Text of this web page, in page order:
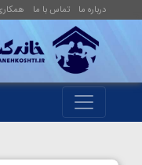
درباره ما تماس با ما